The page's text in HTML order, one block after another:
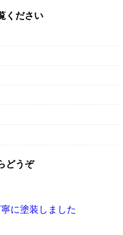
ください
どうぞ
に塗装しました